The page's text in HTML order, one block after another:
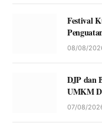
Festival
08/08/
DJP dan
UMKM
07/08/